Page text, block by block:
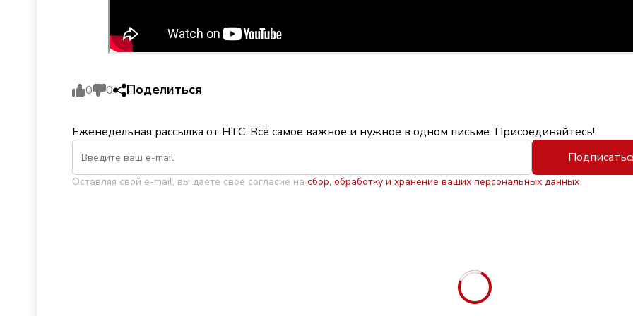
0 0 Поделиться
Еженедельная рассылка от НТС. Всё самое важное и нужное в одном письме. Присоединяйтесь!
Оставляя свой e-mail, вы даете свое согласие на сбор, обработку и хранение ваших персональных данных